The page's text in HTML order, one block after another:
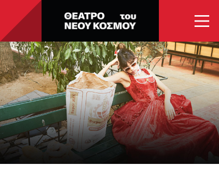
ΑΡΧΙΚΗ
ΠΟΙΟΙ ΕΙΜΑΣΤΕ
ΠΑΡΑΣΤΑΣΕΙΣ
ΕΠΙΚΟΙΝΩΝΙΑ